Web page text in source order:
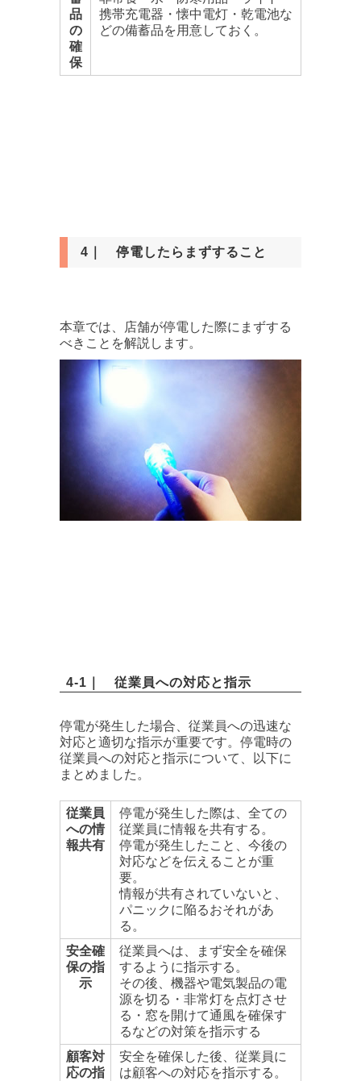
品
の
確
保
携帯充電器・懐中電灯・乾電池な
どの備蓄品を用意しておく。
4｜ 停電したらまずすること
本章では、店舗が停電した際にまずする
べきことを解説します。
4-1｜ 従業員への対応と指示
停電が発生した場合、従業員への迅速な
対応と適切な指示が重要です。停電時の
従業員への対応と指示について、以下に
まとめました。
従業員
への情
報共有
停電が発生した際は、全ての
従業員に情報を共有する。
停電が発生したこと、今後の
対応などを伝えることが重
要。
情報が共有されていないと、
パニックに陥るおそれがあ
る。
安全確
保の指
示
従業員へは、まず安全を確保
するように指示する。
その後、機器や電気製品の電
源を切る・非常灯を点灯させ
る・窓を開けて通風を確保す
るなどの対策を指示する
顧客対
応の指
安全を確保した後、従業員に
は顧客への対応を指示する。